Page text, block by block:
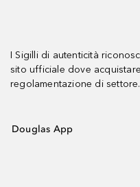
I Sigilli di autenticità
sito ufficiale dove
regolamentazione di settore.
Douglas App